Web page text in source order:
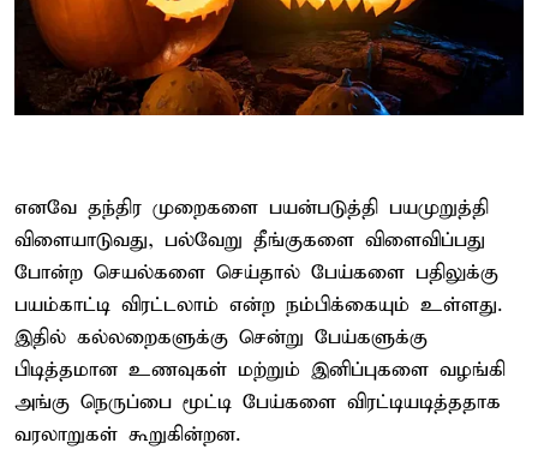
எனவே தந்திர முறைகளை பயன்படுத்தி பயமுறுத்தி
விளையாடுவது, பல்வேறு தீங்குகளை விளைவிப்பது
போன்ற செயல்களை செய்தால் பேய்களை பதிலுக்கு
பயம்காட்டி விரட்டலாம் என்ற நம்பிக்கையும் உள்ளது.
இதில் கல்லறைகளுக்கு சென்று பேய்களுக்கு
பிடித்தமான உணவுகள் மற்றும் இனிப்புகளை வழங்கி
அங்கு நெருப்பை மூட்டி பேய்களை விரட்டியடித்ததாக
வரலாறுகள் கூறுகின்றன.